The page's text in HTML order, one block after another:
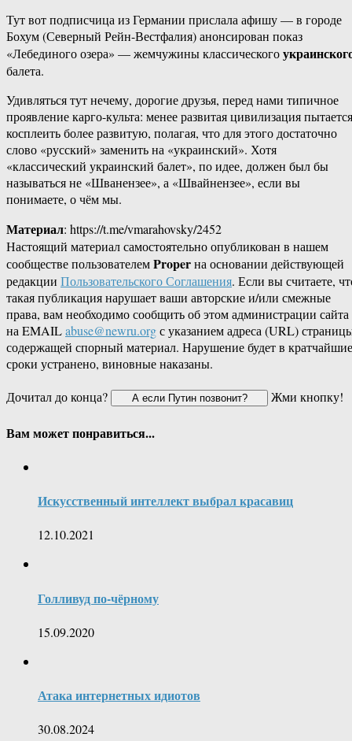
Тут вот подписчица из Германии прислала афишу — в городе
Бохум (Северный Рейн-Вестфалия) анонсирован показ
«Лебединого озера» — жемчужины классического
балета.
Удивляться тут нечему, дорогие друзья, перед нами типичное
проявление карго-культа: менее развитая цивилизация пытается
косплеить более развитую, полагая, что для этого достаточно
слово «русский» заменить на «украинский». Хотя
«классический украинский балет», по идее, должен был бы
называться не «Шванензее», а «Швайнензее», если вы
понимаете, о чём мы.
Материал: https://t.me/vmarahovsky/2452
Настоящий материал самостоятельно опубликован в нашем
сообществе пользователемProperна основании действующей
редакции Пользовательского Соглашения. Если вы считаете,
такая публикация нарушает ваши авторские и/или смежные
права, вам необходимо сообщить об этом администрации сайта
на EMAILabuse@newru.orgс указанием адреса (URL)
содержащей спорный материал. Нарушение будет в кратчайшие
сроки устранено, виновные наказаны.
Дочитал до конца?
Жми кнопку!
Вам может понравиться...
Искусственный интеллект выбрал красавиц
12.10.2021
Голливуд по-чёрному
15.09.2020
Атака интернетных идиотов
30.08.2024